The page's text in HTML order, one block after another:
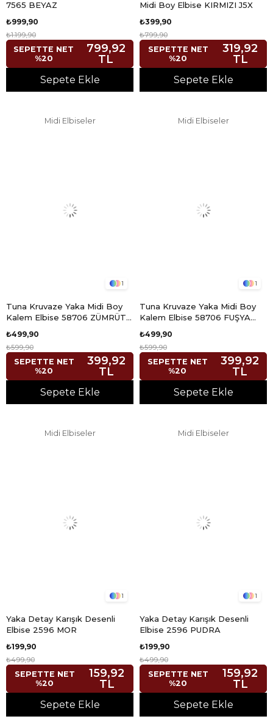
7565 BEYAZ
₺999,90
₺1.199,90
SEPETTE NET
%20
799,92
TL
Sepete Ekle
Midi Boy Elbise KIRMIZI J5X
₺399,90
₺799,90
SEPETTE NET
%20
319,92
TL
Sepete Ekle
Midi Elbiseler
1
Tuna Kruvaze Yaka Midi Boy
Kalem Elbise 58706 ZÜMRÜT
₺499,90
₺599,90
SEPETTE NET
%20
399,92
TL
Sepete Ekle
Midi Elbiseler
1
Tuna Kruvaze Yaka Midi Boy
Kalem Elbise 58706 FUŞYA
₺499,90
₺599,90
SEPETTE NET
%20
399,92
TL
Sepete Ekle
Midi Elbiseler
1
Yaka Detay Karışık Desenli
Elbise 2596 MOR
₺199,90
₺499,90
SEPETTE NET
%20
159,92
TL
Sepete Ekle
Midi Elbiseler
1
Yaka Detay Karışık Desenli
Elbise 2596 PUDRA
₺199,90
₺499,90
SEPETTE NET
%20
159,92
TL
Sepete Ekle